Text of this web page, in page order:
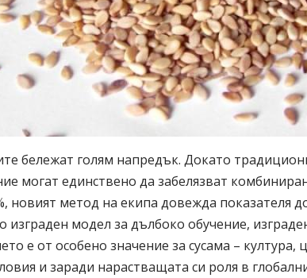
бележат голям напредък. Докато
могат единствено да забелязват
новият метод на екипа довежда показателя
изграден модел за дълбоко обучение,
е от особено значение за сусама – култура,
и заради нарастващата си роля в